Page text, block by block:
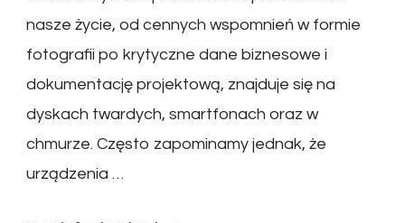
nasze życie, od cennych wspomnień w formie
fotografii po krytyczne dane biznesowe i
dokumentację projektową, znajduje się na
dyskach twardych, smartfonach oraz w
chmurze. Często zapominamy jednak, że
urządzenia …